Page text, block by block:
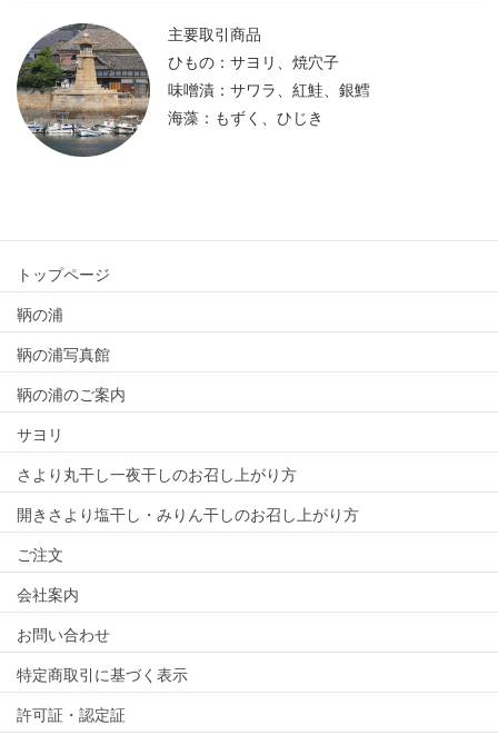
主要取引商品
ひもの：サヨリ、焼穴子
味噌漬：サワラ、紅鮭、銀鱈
海藻：もずく、ひじき
トップページ
鞆の浦
鞆の浦写真館
鞆の浦のご案内
サヨリ
さより丸干し一夜干しのお召し上がり方
開きさより塩干し・みりん干しのお召し上がり方
ご注文
会社案内
お問い合わせ
特定商取引に基づく表示
許可証・認定証